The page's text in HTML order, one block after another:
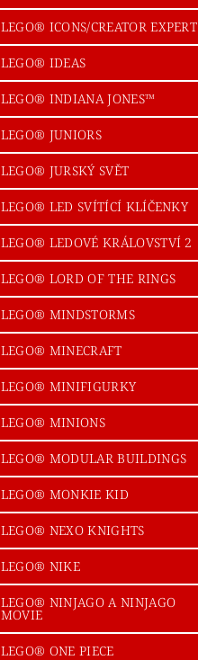
LEGO® ICONS/CREATOR EXPERT
LEGO® IDEAS
LEGO® INDIANA JONES™
LEGO® JUNIORS
LEGO® JURSKÝ SVĚT
LEGO® LED SVÍTÍCÍ KLÍČENKY
LEGO® LEDOVÉ KRÁLOVSTVÍ 2
LEGO® LORD OF THE RINGS
LEGO® MINDSTORMS
LEGO® MINECRAFT
LEGO® MINIFIGURKY
LEGO® MINIONS
LEGO® MODULAR BUILDINGS
LEGO® MONKIE KID
LEGO® NEXO KNIGHTS
LEGO® NIKE
LEGO® NINJAGO A NINJAGO
MOVIE
LEGO® ONE PIECE